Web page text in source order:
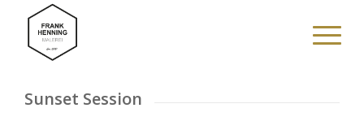
Sunset Session